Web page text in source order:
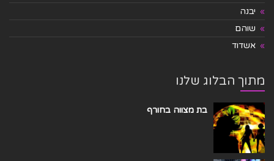
יבנה
שוהם
אשדוד
מתוך הבלוג שלנו
בת מצווה בחורף